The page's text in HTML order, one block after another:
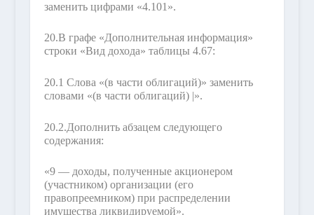
заменить цифрами «4.101».
20.В графе «Дополнительная информация»
строки «Вид дохода» таблицы 4.67:
20.1 Слова «(в части облигаций)» заменить
словами «(в части облигаций) |».
20.2.Дополнить абзацем следующего
содержания:
«9 — доходы, полученные акционером
(участником) организации (его
правопреемником) при распределении
имущества ликвидируемой».